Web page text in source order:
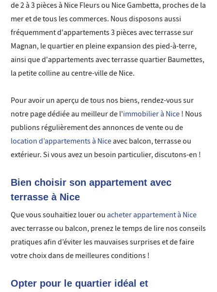
de 2 à 3 pièces à Nice Fleurs ou Nice Gambetta, proches de la
mer et de tous les commerces. Nous disposons aussi
fréquemment d'appartements 3 pièces avec terrasse sur
Magnan, le quartier en pleine expansion des pied-à-terre,
ainsi que d'appartements avec terrasse quartier Baumettes,
la petite colline au centre-ville de Nice.
Pour avoir un aperçu de tous nos biens, rendez-vous sur
notre page dédiée au meilleur de l'immobilier à Nice ! Nous
publions régulièrement des annonces de vente ou de
location d’appartements à Niceavec balcon, terrasse ou
extérieur. Si vous avez un besoin particulier, discutons-en !
Bien choisir son appartement avec
terrasse à Nice
Que vous souhaitiez louer ouacheter appartement à Nice
avec terrasse ou balcon, prenez le temps de lire nos conseils
pratiques afin d’éviter les mauvaises surprises et de faire
votre choix dans de meilleures conditions !
Opter pour le quartier idéal et